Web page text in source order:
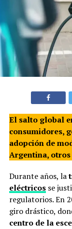
El salto global
consumidores,
adopción de
Argentina,
Durante años, la
eléctricosse
regulatorios. En
giro drástico,
centro de la